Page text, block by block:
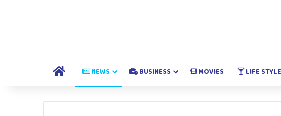
HOME NEWS BUSINESS MOVIES LIFE STYLE